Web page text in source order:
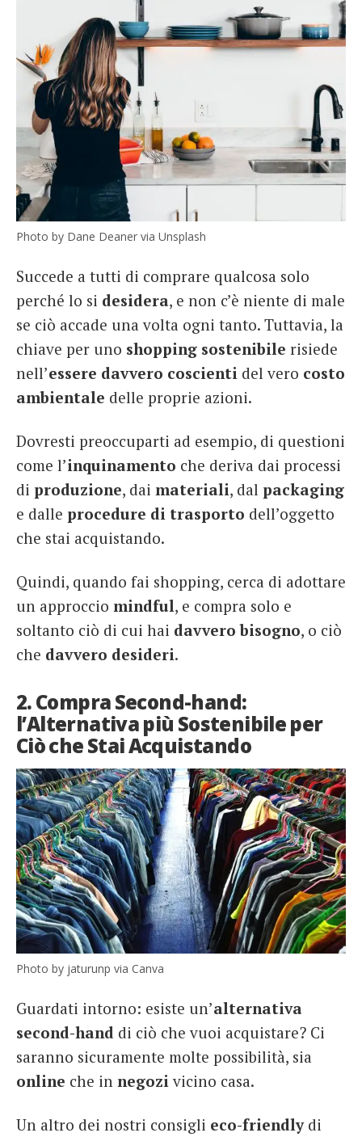
Photo by Dane Deaner via Unsplash
Succede a tutti di comprare qualcosa solo
perché lo si desidera, e non c’è niente di male
se ciò accade una volta ogni tanto. Tuttavia, la
chiave per uno shopping sostenibile risiede
nell’essere davvero coscienti del vero costo
ambientale delle proprie azioni.
Dovresti preoccuparti ad esempio, di questioni
come l’inquinamento che deriva dai processi
di produzione, dai materiali, dal packaging
e dalle procedure di trasporto dell’oggetto
che stai acquistando.
Quindi, quando fai shopping, cerca di adottare
un approccio mindful, e compra solo e
soltanto ciò di cui hai davvero bisogno, o ciò
che davvero desideri.
2. Compra Second-hand:
l’Alternativa più Sostenibile per
Ciò che Stai Acquistando
Photo by jaturunp via Canva
Guardati intorno: esiste un’alternativa
second-hand di ciò che vuoi acquistare? Ci
saranno sicuramente molte possibilità, sia
online che in negozi vicino casa.
Un altro dei nostri consigli eco-friendlydi